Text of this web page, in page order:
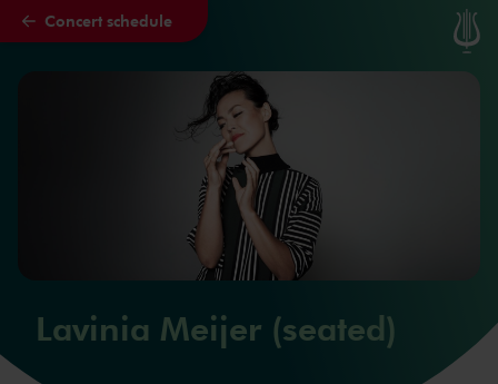
Skip to main content
Concert schedule
Lavinia Meijer (seated)